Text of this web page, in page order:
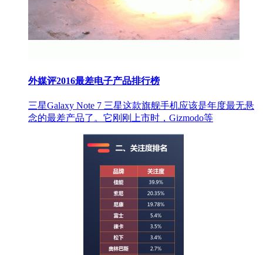
外媒评2016最差电子产品排行榜
三星Galaxy Note 7 三星这款旗舰手机应该是年度最无悬
念的最差产品了。它刚刚上市时，Gizmodo等